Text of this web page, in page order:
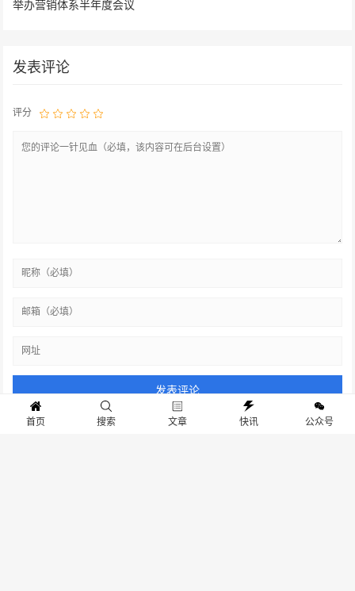
举办营销体系半年度会议
发表评论
评分
首页 搜索 文章 快讯 公众号